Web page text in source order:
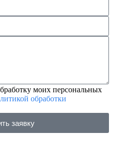
моих персональных
обработки
заявку